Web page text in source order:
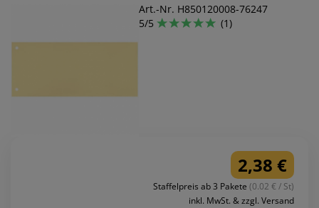
Art.-Nr. H850120008-76247
5/5
(1)
2,38 €
Staffelpreis ab 3 Pakete (0.02 € / St)
inkl. MwSt. & zzgl. Versand